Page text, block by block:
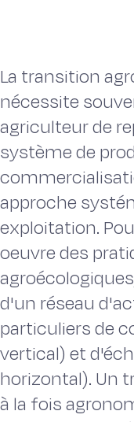
La transition
nécessite
agriculteur de
système de
approche
exploitation.
oeuvre des
d'un réseau
particuliers de
vertical) et
horizontal). Un
à la fois